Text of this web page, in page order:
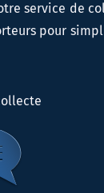
service de
pour